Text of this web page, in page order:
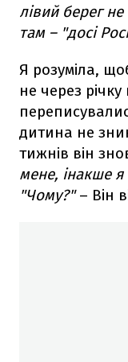
лівий берег
там – "досі
Я розуміла,
не через
дитина не
тижнів він
мене, інакше
"Чому?"– Він